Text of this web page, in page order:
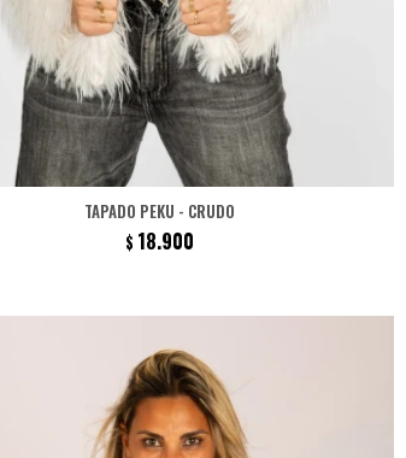
TAPADO PEKU - CRUDO
$ 18.900